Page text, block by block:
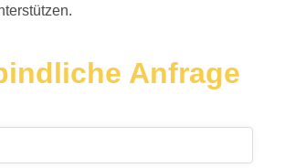
Anfrage